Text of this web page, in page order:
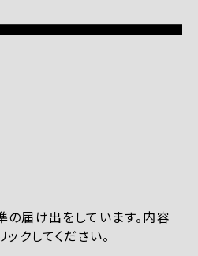
届け出をしています。内容
クしてください。